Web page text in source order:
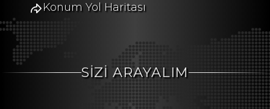
Konum Yol Haritası
SİZİ ARAYALIM